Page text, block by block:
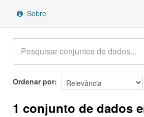
Sobre
Ordenar por
1 conjunto de dados